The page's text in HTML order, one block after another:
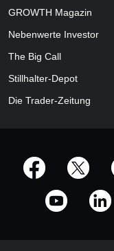
GROWTH Magazin
Nebenwerte Investor
The Big Call
Stillhalter-Depot
Die Trader-Zeitung
offizielle Social